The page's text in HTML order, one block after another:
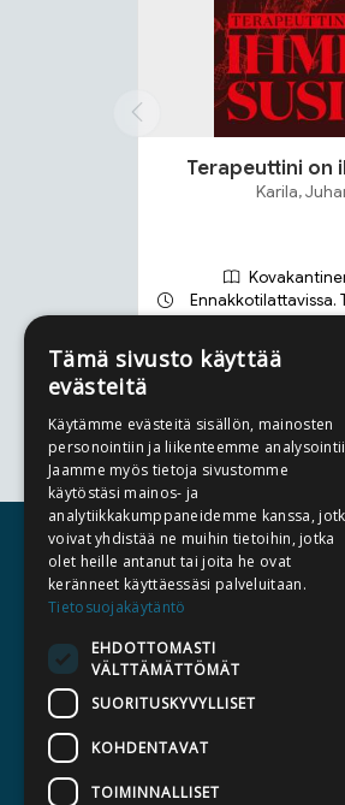
Terapeuttini on
Karila,
Ennakkotilattavissa.
17.9.2026 ja
Tuoteluettelon loppu
YLEISET
Tämä sivusto käyttää
evästeitä
Käytämme evästeitä sisällön, mainosten
personointiin ja liikenteemme
Jaamme myös tietoja sivustomme
käytöstäsi mainos- ja
analytiikkakumppaneidemme kanssa,
voivat yhdistää ne muihin tietoihin, jotka
olet heille antanut tai joita he ovat
keränneet käyttäessäsi palveluitaan.
Tietosuojakäytäntö
EHDOTTOMASTI
VÄLTTÄMÄTTÖMÄT
SUORITUSKYVYLLISET
KOHDENTAVAT
TOIMINNALLISET